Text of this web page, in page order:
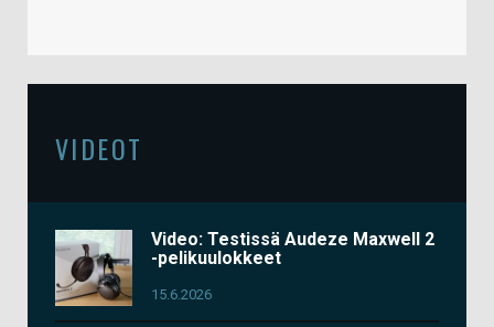
VIDEOT
Video: Testissä Audeze Maxwell 2
-pelikuulokkeet
15.6.2026